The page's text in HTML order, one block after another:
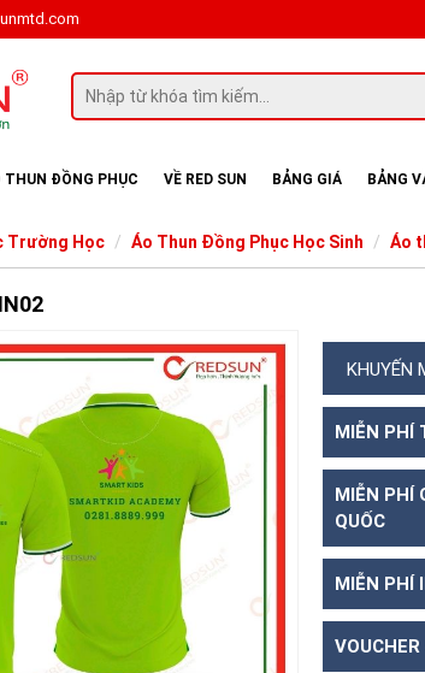
THUN ĐỒNG PHỤC VỀ RED SUN BẢNG GIÁ BẢNG
Trường Học Áo Thun Đồng Phục Học Sinh Áo
KHUYẾN
MIỄN PHÍ
MIỄN PHÍ
QUỐC
MIỄN PHÍ